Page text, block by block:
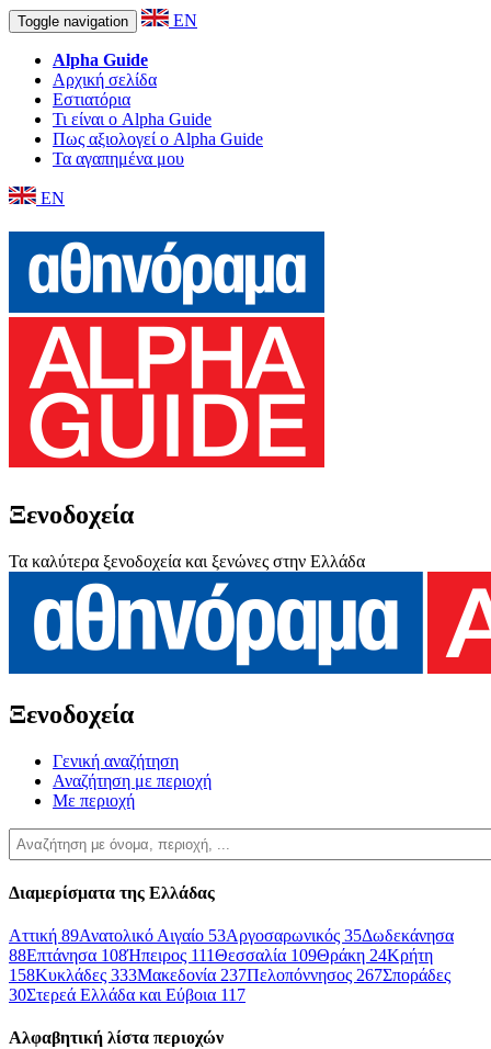
Toggle navigation EN
Alpha Guide
Αρχική σελίδα
Εστιατόρια
Τι είναι ο Alpha Guide
Πως αξιολογεί ο Alpha Guide
Τα αγαπημένα μου
EN
Ξενοδοχεία
Τα καλύτερα ξενοδοχεία και ξενώνες στην Ελλάδα
Ξενοδοχεία
Γενική αναζήτηση
Αναζήτηση με περιοχή
Με περιοχή
Διαμερίσματα της Ελλάδας
Αττική 89Ανατολικό Αιγαίο 53Αργοσαρωνικός 35Δωδεκάνησα
88Επτάνησα 108Ήπειρος 111Θεσσαλία 109Θράκη 24Κρήτη
158Κυκλάδες 333Μακεδονία 237Πελοπόννησος 267Σποράδες
30Στερεά Ελλάδα και Εύβοια 117
Αλφαβητική λίστα περιοχών